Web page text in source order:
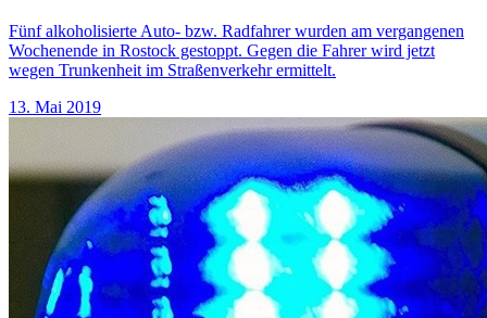
Fünf alkoholisierte Auto- bzw. Radfahrer wurden am vergangenen
Wochenende in Rostock gestoppt. Gegen die Fahrer wird jetzt
wegen Trunkenheit im Straßenverkehr ermittelt.
13. Mai 2019